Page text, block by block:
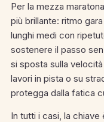
Per la mezza
più brillante: ritmo
lunghi medi con
sostenere il passo
si sposta sulla
lavori in pista o su
protegga dalla fatica
In tutti i casi, la